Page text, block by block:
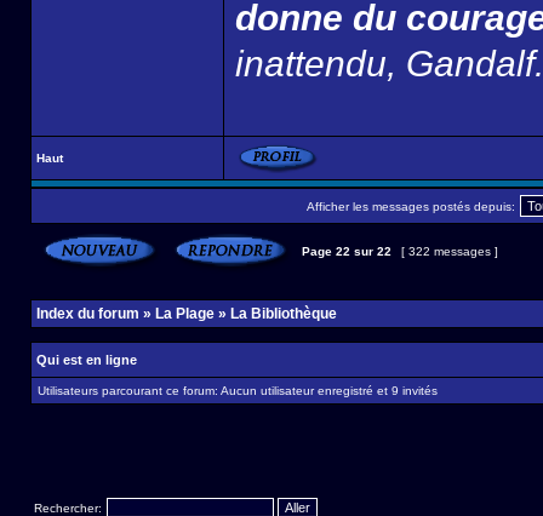
donne du
inattendu, Gandalf.
Haut
Afficher les messages postés depuis:
Page 22 sur 22 [ 322 messages ]
Index du forum » La Plage » La Bibliothèque
Qui est en ligne
Utilisateurs parcourant ce forum: Aucun utilisateur enregistré et 9 invités
Rechercher: